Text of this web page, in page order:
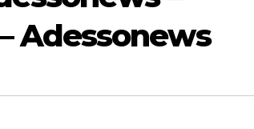
Adessonews